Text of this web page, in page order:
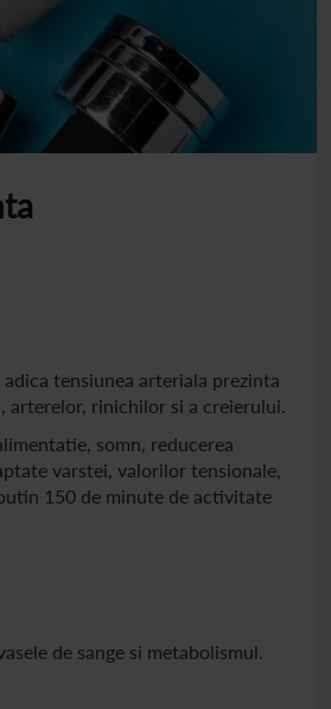
tensiunea arteriala prezinta
rinichilor si a creierului.
somn, reducerea
varstei, valorilor tensionale,
150 de minute de activitate
de sange si metabolismul.